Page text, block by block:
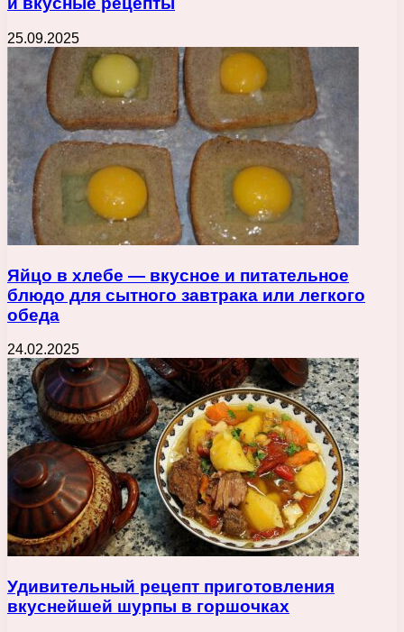
25.09.2025
Яйцо в хлебе — вкусное и питательное
блюдо для сытного завтрака или легкого
обеда
24.02.2025
Удивительный рецепт приготовления
вкуснейшей шурпы в горшочках